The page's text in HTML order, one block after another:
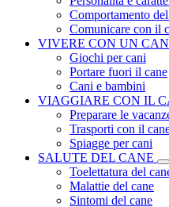
Comportamento
Comunicare con il
VIVERE CON UN
Giochi per cani
Portare fuori il cane
Cani e bambini
VIAGGIARE CON IL
Preparare le
Trasporti con il
Spiagge per cani
SALUTE DEL CANE
Toelettatura del
Malattie del cane
Sintomi del cane